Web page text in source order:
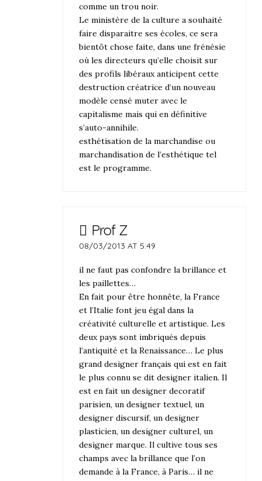
comme un trou noir.
Le ministère de la culture a souhaité
faire disparaitre ses écoles, ce sera
bientôt chose faite, dans une frénésie
où les directeurs qu’elle choisit sur
des profils libéraux anticipent cette
destruction créatrice d’un nouveau
modèle censé muter avec le
capitalisme mais qui en définitive
s’auto-annihile.
esthétisation de la marchandise ou
marchandisation de l’esthétique tel
est le programme.
Prof Z
08/03/2013 AT 5:49
il ne faut pas confondre la brillance et
les paillettes…
En fait pour être honnête, la France
et l’Italie font jeu égal dans la
créativité culturelle et artistique. Les
deux pays sont imbriqués depuis
l’antiquité et la Renaissance… Le plus
grand designer français qui est en fait
le plus connu se dit designer italien. Il
est en fait un designer decoratif
parisien, un designer textuel, un
designer discursif, un designer
plasticien, un designer culturel, un
designer marque. Il cultive tous ses
champs avec la brillance que l’on
demande à la France, à Paris… il ne